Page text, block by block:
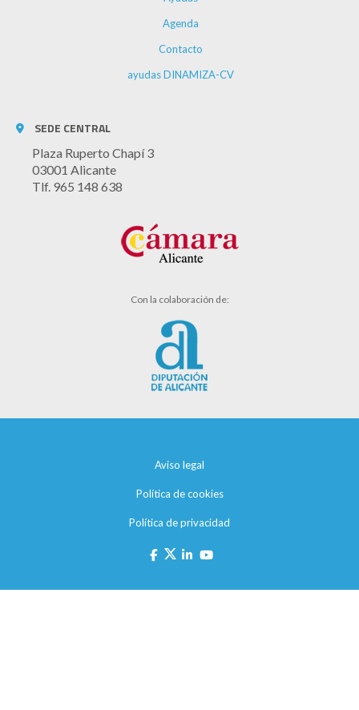
Agenda
Contacto
ayudas DINAMIZA-CV
SEDE CENTRAL
Plaza Ruperto Chapí 3
03001 Alicante
Tlf. 965 148 638
Con la colaboración de:
Aviso legal
Política de cookies
Política de privacidad